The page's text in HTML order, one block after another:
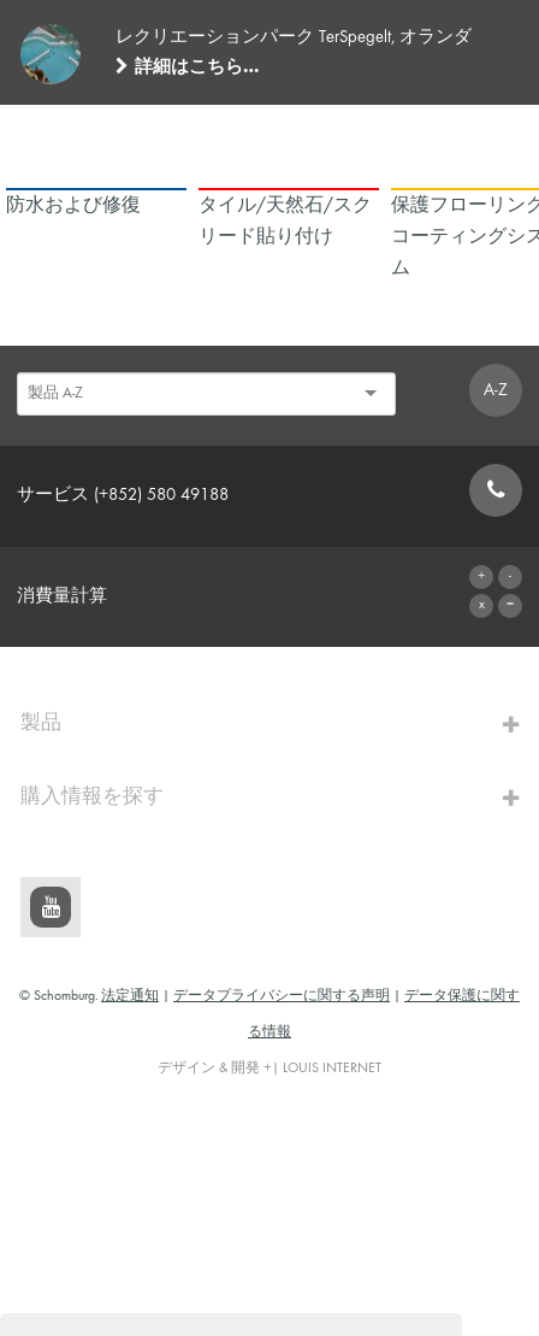
レクリエーションパーク TerSpegelt, オランダ
詳細はこちら…
防水および修復
タイル/天然石/スク
リード貼り付け
保護フローリン
コーティングシ
ム
A-Z
サービス (+852) 580 49188
消費量計算
製品
購入情報を探す
© Schomburg. 法定通知 データプライバシーに関する声明 データ保護に関す
る情報
デザイン & 開発 +| LOUIS INTERNET